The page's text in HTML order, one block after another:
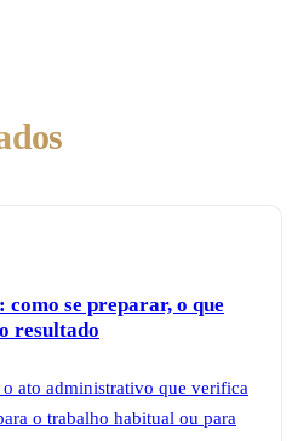
se preparar, o que
resultado
ato administrativo que verifica
o trabalho habitual ou para